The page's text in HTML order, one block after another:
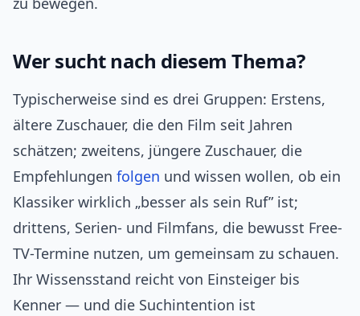
Wer sucht nach diesem Thema?
Typischerweise sind es drei Gruppen: Erstens,
ältere Zuschauer, die den Film seit Jahren
schätzen; zweitens, jüngere Zuschauer, die
Empfehlungen folgen und wissen wollen, ob ein
Klassiker wirklich „besser als sein Ruf” ist;
drittens, Serien- und Filmfans, die bewusst Free-
TV-Termine nutzen, um gemeinsam zu schauen.
Ihr Wissensstand reicht von Einsteiger bis
Kenner — und die Suchintention ist